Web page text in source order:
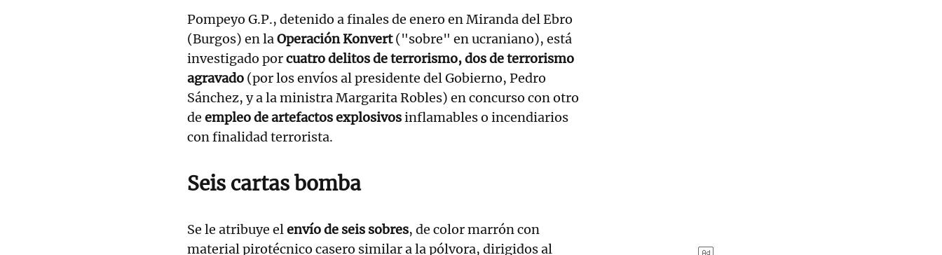
Pompeyo G.P., detenido a finales de enero en Miranda del Ebro
(Burgos) en laOperación Konvert("sobre" en ucraniano), está
investigado porcuatro delitos de terrorismo, dos de terrorismo
agravado (por los envíos al presidente del Gobierno, Pedro
Sánchez, y a la ministra Margarita Robles) en concurso con otro
de empleo de artefactos explosivosinflamables o incendiarios
con finalidad terrorista.
Seis cartas bomba
Se le atribuye elenvío de seis sobres, de color marrón con
material pirotécnico casero similar a la pólvora, dirigidos al